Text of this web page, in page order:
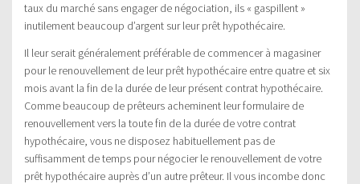
taux du marché sans engager de négociation, ils « gaspillent »
inutilement beaucoup d’argent sur leur prêt hypothécaire.
Il leur serait généralement préférable de commencer à magasiner
pour le renouvellement de leur prêt hypothécaire entre quatre et six
mois avant la fin de la durée de leur présent contrat hypothécaire.
Comme beaucoup de prêteurs acheminent leur formulaire de
renouvellement vers la toute fin de la durée de votre contrat
hypothécaire, vous ne disposez habituellement pas de
suffisamment de temps pour négocier le renouvellement de votre
prêt hypothécaire auprès d’un autre prêteur. Il vous incombe donc